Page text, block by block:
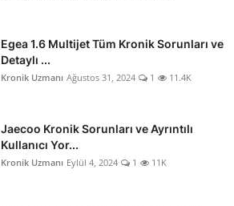
Egea 1.6 Multijet Tüm Kronik Sorunları ve
Detaylı ...
Kronik Uzmanı Ağustos 31, 2024 1 11.4K
Jaecoo Kronik Sorunları ve Ayrıntılı
Kullanıcı Yor...
Kronik Uzmanı Eylül 4, 2024 1 11K